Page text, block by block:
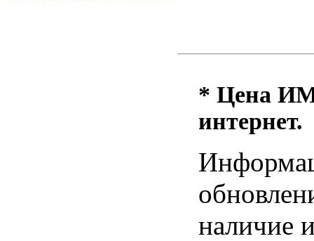
* Цена ИМ
интернет.
наличие